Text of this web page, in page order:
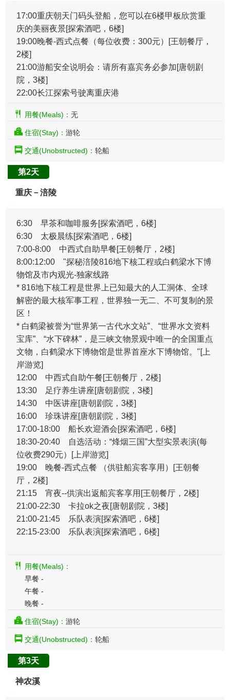
17:00重庆朝天门码头登船，您可以在6楼甲板欣赏重
庆的美丽夜景[探索酒吧，6楼]
19:00晚餐-西式点餐（每位收费：300元）[王朝餐厅，
2楼]
21:00游船安全说明会：请所有嘉宾务必参加[唐朝剧
院，3楼]
22:00长江探索号驶离重庆港
用餐(Meals)： 无
住宿(Stay)： 游轮
交通(Unobstructed)： 轮船
第2天
重庆－涪陵
6:30 早茶和咖啡服务[探索酒吧，6楼]
6:30 太极晨练[探索酒吧，6楼]
7:00-8:00 中西式自助早餐[王朝餐厅，2楼]
8:00:12:00 "探秘涪陵816地下核工程或白鹤梁水下博
物馆及市内观光-独家线路
* 816地下核工程是世界上已知最大的人工洞体、全球
解密的最大核军事工程，世界独一无二、不可复制的景
区！
* 白鹤梁被誉为“世界第一古代水文站”、“世界水文资料
宝库”、“水下碑林”，是三峡文物景观中唯一的全国重点
文物，白鹤梁水下博物馆是世界首座水下博物馆。"[上
岸游览]
12:00 中西式自助午餐[王朝餐厅，2楼]
13:30 足疗养生讲座[唐朝剧院，3楼]
14:30 中医讲座[唐朝剧院，3楼]
16:00 珍珠讲座[唐朝剧院，3楼]
17:00-18:00 船长欢迎酒会[探索酒吧，6楼]
18:30-20:40 自选活动：“烽烟三国”大型实景表演(每
位收费290元）
[上岸游览]
19:00 晚餐-西式点餐 （供驻船宾客享用）
[王朝餐
厅，2楼]
21:15 宵夜--供演出返船宾客享用 [王朝餐厅，2楼]
21:00-22:30 卡拉ok之夜[唐朝剧院，3楼]
21:00-21:45 乐队表演[探索酒吧，6楼]
22:15-23:00 乐队表演[探索酒吧，6楼]
用餐(Meals)：
早餐 -
午餐 -
晚餐 -
住宿(Stay)： 游轮
交通(Unobstructed)： 轮船
第3天
神农溪